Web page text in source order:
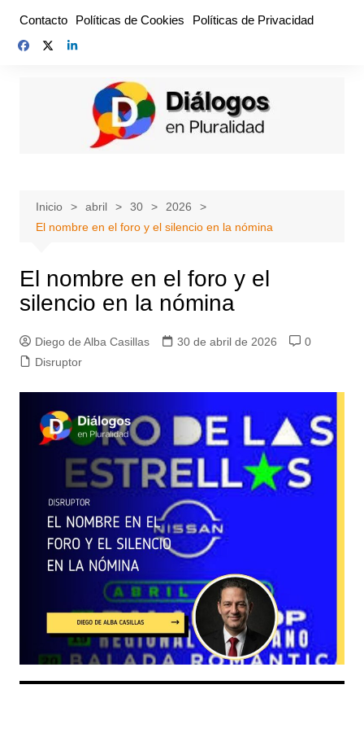
contenido
Contacto Políticas de Cookies Políticas de Privacidad
Inicio abril 30
2026
El nombre en el foro y el silencio en la nómina
El nombre en el foro y el
silencio en la nómina
Diego de Alba Casillas 30 de abril de 2026
0
Disruptor